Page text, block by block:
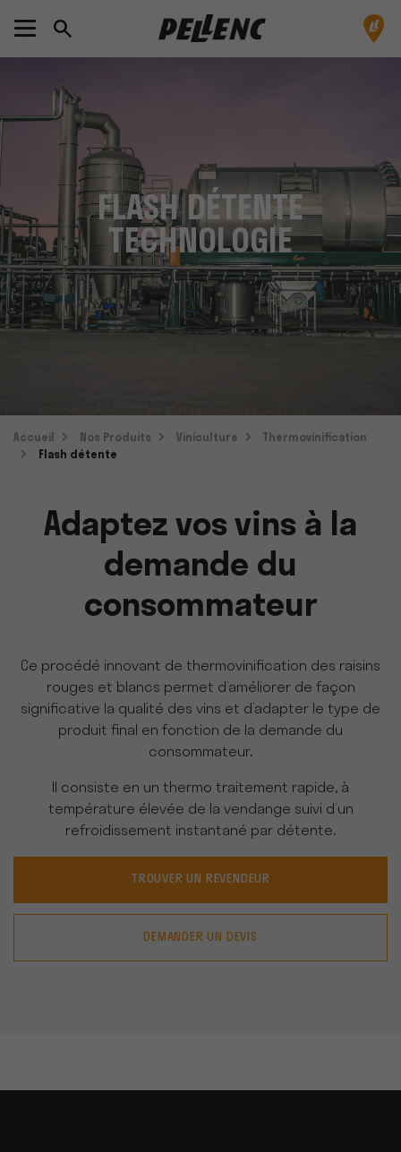
FLASH DÉTENTE
TECHNOLOGIE
Accueil Nos Produits Viniculture
Thermovinification
Flash détente
Adaptez vos vins à la
demande du
consommateur
Ce procédé innovant de thermovinification des raisins
rouges et blancs permet d’améliorer de façon
significative la qualité des vins et d’adapter le type de
produit final en fonction de la demande du
consommateur.
Il consiste en un thermo traitement rapide, à
température élevée de la vendange suivi d’un
refroidissement instantané par détente.
TROUVER UN REVENDEUR
DEMANDER UN DEVIS